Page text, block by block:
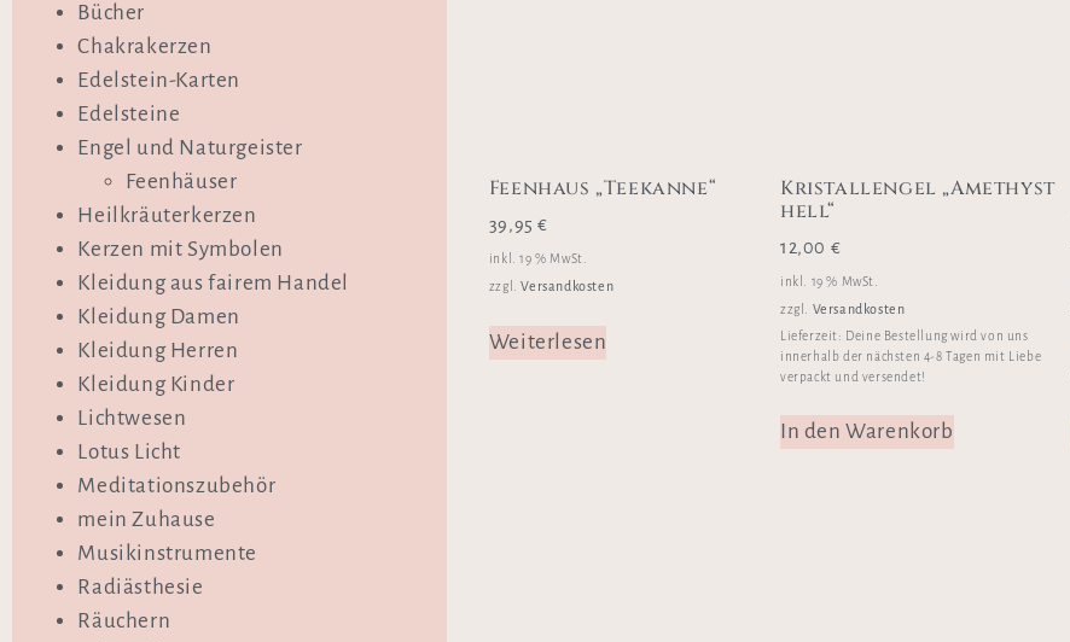
Bücher
Chakrakerzen
Edelstein-Karten
Edelsteine
Engel und Naturgeister
Feenhäuser
Heilkräuterkerzen
Kerzen mit Symbolen
Kleidung aus fairem Handel
Kleidung Damen
Kleidung Herren
Kleidung Kinder
Lichtwesen
Lotus Licht
Meditationszubehör
mein Zuhause
Musikinstrumente
Radiästhesie
Räuchern
Feenhaus „Teekanne“
39,95€
inkl. 19 % MwSt.
zzgl.Versandkosten
Weiterlesen
Kristallengel „Amethyst
hell“
12,00 €
inkl. 19 % MwSt.
zzgl. Versandkosten
Lieferzeit: Deine Bestellung wird von uns
innerhalb der nächsten 4-8 Tagen mit Liebe
verpackt und versendet!
In den Warenkorb